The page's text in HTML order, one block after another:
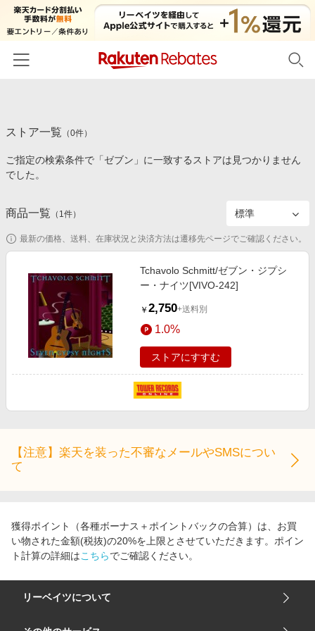
カテゴリー一覧
百貨店・総合ECモール
食品・スイーツ・お酒
コスメ・健康・医薬品
キッズ・ベビー用品
家電・PC・スマホ・カメラ
エンタメ
スポーツ・アウトドア・ゴルフ
金融・マネー・保険
イベント一覧
初回購入者限定特典
対象ストア新規限定特典
電子書籍特集
楽天ペイ導入ストア
楽天サービス特集
旅行特集
わくわく夏特集
Qoo10メガポ
Samsung ボーナスキャンペーン
ストア一覧 （0件）
ご指定の検索条件で「ゼブン」に一致するストアは見つかりません
でした。
商品一覧 （ 1件）
最新の価格、送料、在庫状況と決済方法は遷移先ページでご確認ください。
Tchavolo Schmitt/ゼブン・ジプシ
ー・ナイツ[VIVO-242]
￥ 2,750+送料別
1.0%
ストアにすすむ
【注意】楽天を装った不審なメールやSMSについ
て
獲得ポイント（各種ボーナス＋ポイントバックの合算）は、お買
い物された金額(税抜)の20%を上限とさせていただきます。ポイン
ト計算の詳細はこちらでご確認ください。
リーベイツについて
会社概要